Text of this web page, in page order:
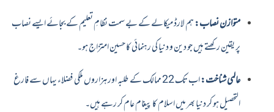
متوازن نصاب:ہم لارڈ میکالے کے بے سمت نظامِ تعلیم کے بجائے ایسے نصاب
پر یقین رکھتے ہیں جو دین و دنیا کی رہنمائی کا حسین امتزاج ہو۔
عالمی شناخت:
اب تک 22 ممالک کے طلبہ اور ہزاروں ملکی فضلاء یہاں سے فارغ
التحصیل ہو کر دنیا بھر میں اسلام کا پیغام عام کر رہے ہیں۔